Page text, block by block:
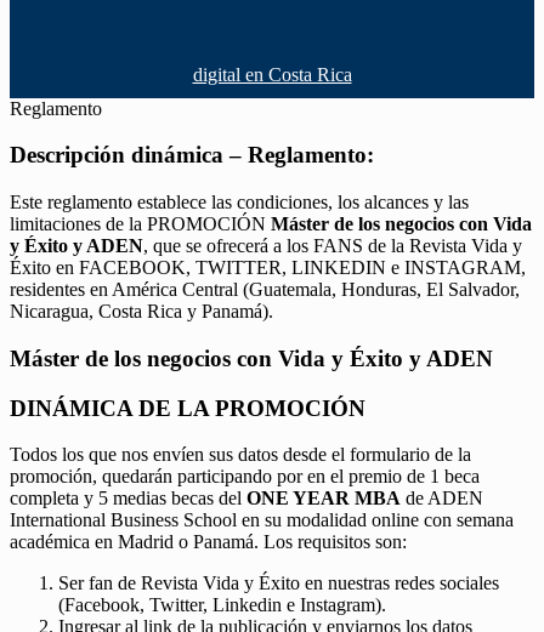
digital en Costa Rica
Reglamento
Descripción dinámica – Reglamento:
Este reglamento establece las condiciones, los alcances y las
limitaciones de la PROMOCIÓN Máster de los negocios con Vida
y Éxito y ADEN, que se ofrecerá a los FANS de la Revista Vida y
Éxito en FACEBOOK, TWITTER, LINKEDIN e INSTAGRAM,
residentes en América Central (Guatemala, Honduras, El Salvador,
Nicaragua, Costa Rica y Panamá).
Máster de los negocios con Vida y Éxito y ADEN
DINÁMICA DE LA PROMOCIÓN
Todos los que nos envíen sus datos desde el formulario de la
promoción, quedarán participando por en el premio de 1 beca
completa y 5 medias becas del ONE YEAR MBA de ADEN
International Business School en su modalidad online con semana
académica en Madrid o Panamá. Los requisitos son:
Ser fan de Revista Vida y Éxito en nuestras redes sociales
(Facebook, Twitter, Linkedin e Instagram).
Ingresar al link de la publicación y enviarnos los datos